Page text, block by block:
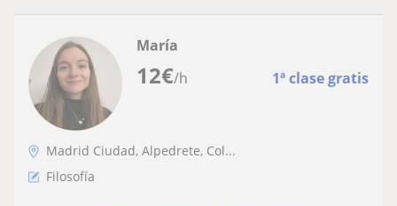
12€/h 1ª clase gratis
María
Madrid Ciudad, Alpedrete, Col...
Filosofía